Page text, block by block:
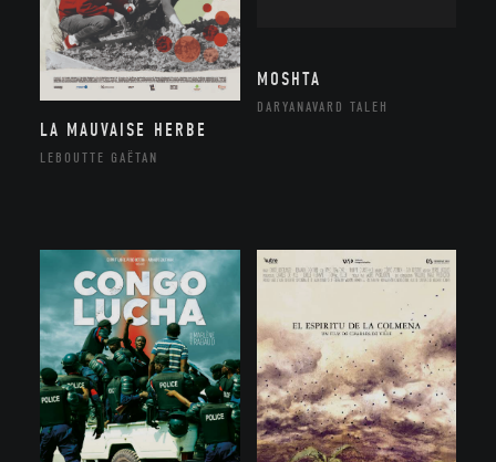
LA MAUVAISE HERBE
LEBOUTTE GAËTAN
MOSHTA
DARYANAVARD TALEH